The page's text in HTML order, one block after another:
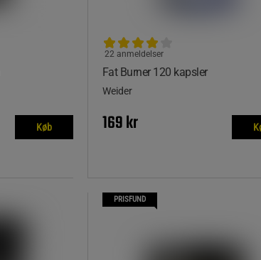
Køb
Fat Burner 120 kapsler
22 anmeldelser
Weider
169 kr
PRISFUND